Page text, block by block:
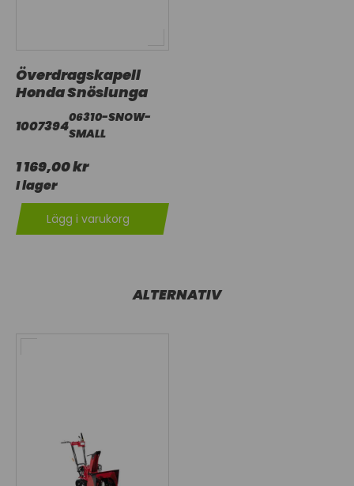
Överdragskapell
Honda Snöslunga
100739406310-SNOW-
SMALL
1 169,00 kr
I lager
Lägg i varukorg
ALTERNATIV